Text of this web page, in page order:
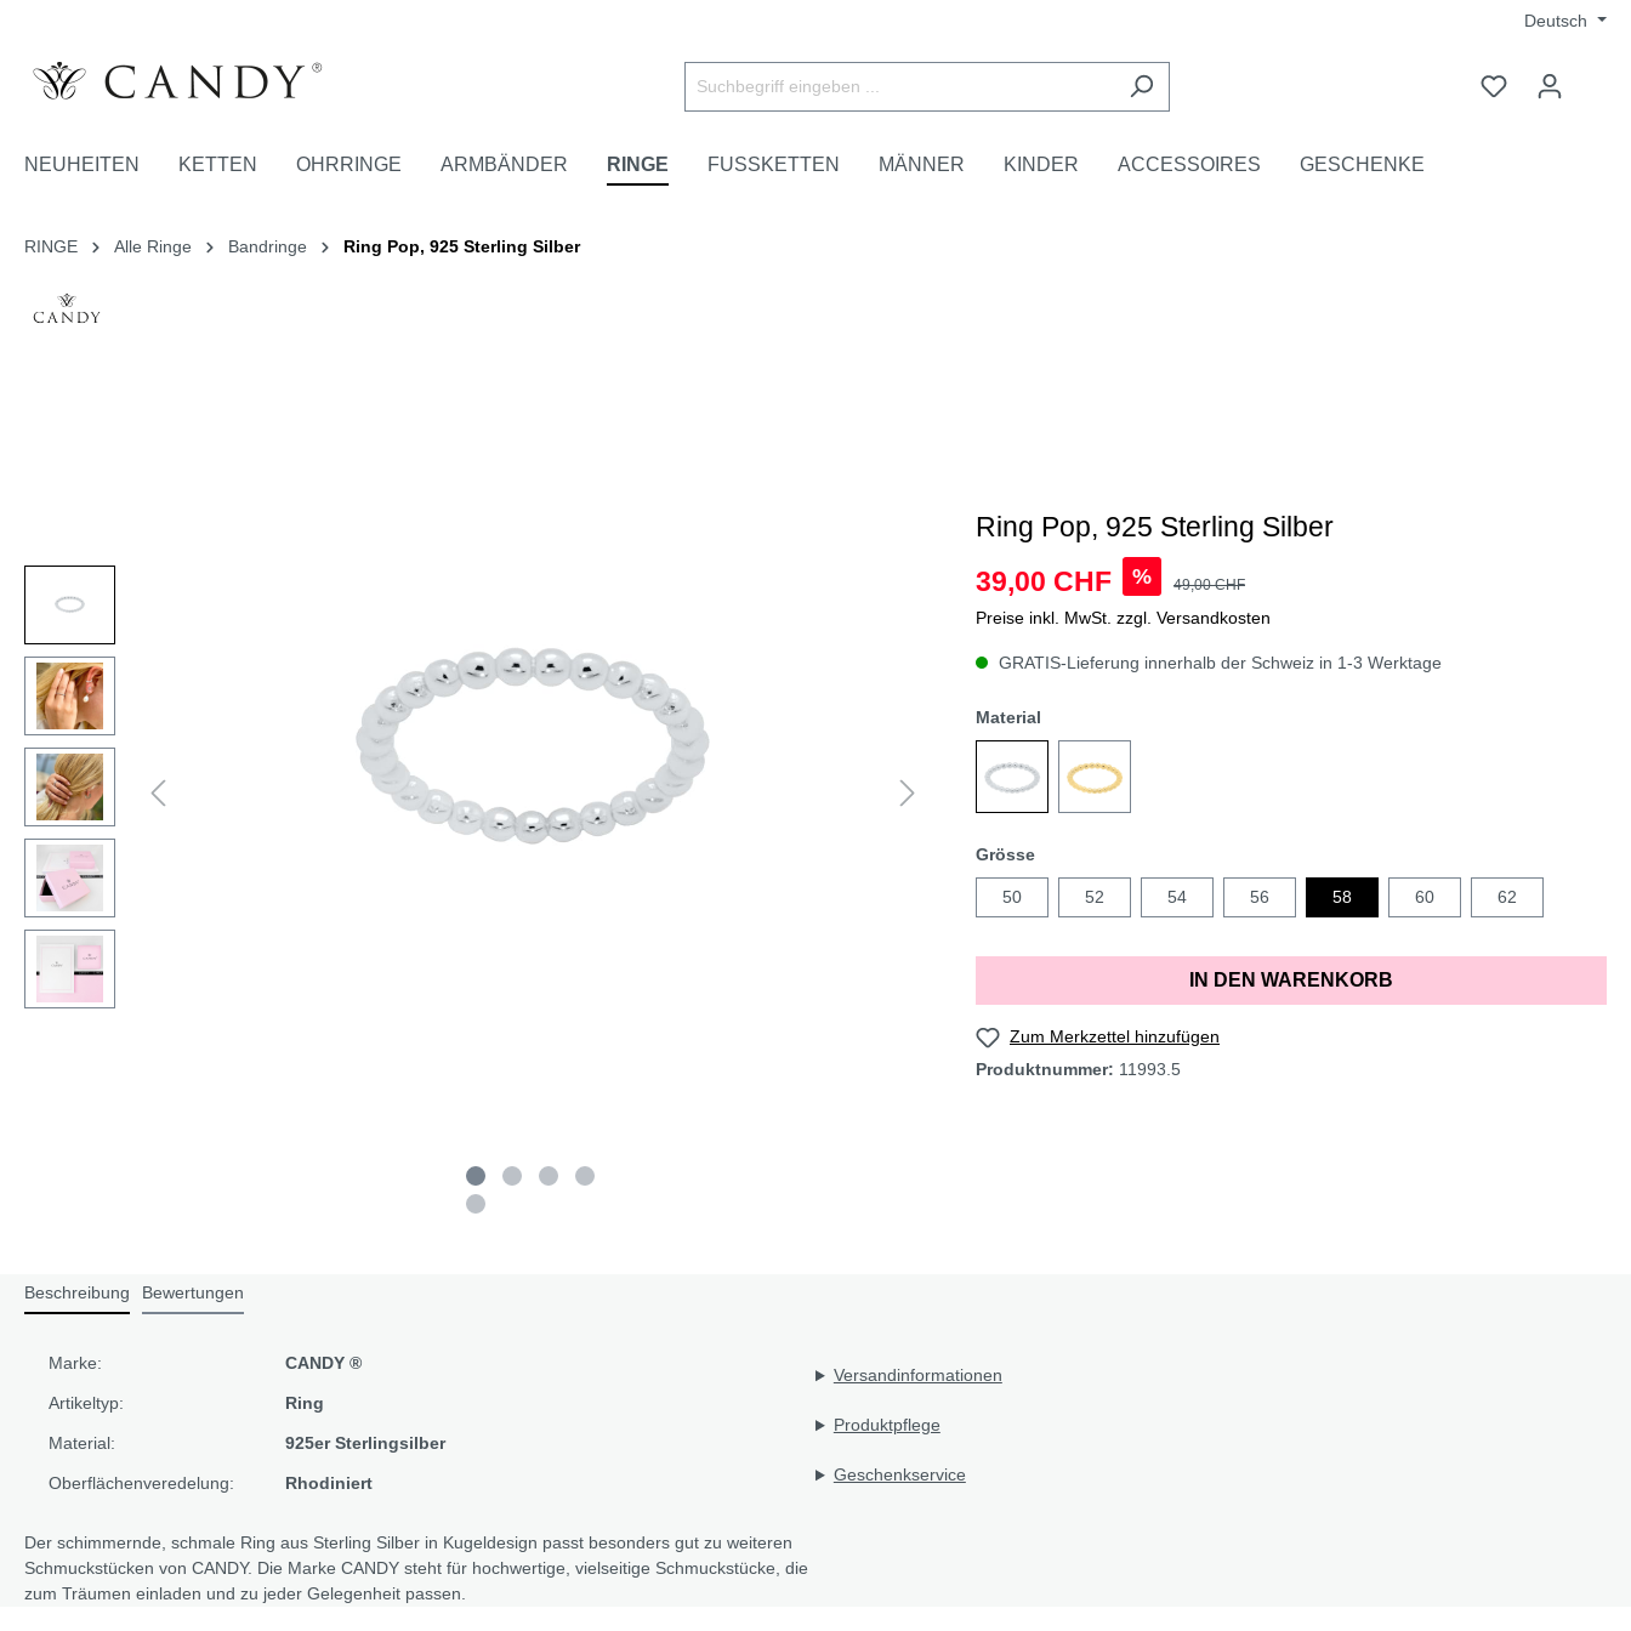
Deutsch
NEUHEITEN KETTEN OHRRINGE ARMBÄNDER RINGE FUSSKETTEN MÄNNER KINDER ACCESSOIRES GESCHENKE
RINGE Alle Ringe Bandringe Ring Pop, 925 Sterling Silber
Ring Pop, 925 Sterling Silber
39,00 CHF
% 49,00 CHF
Preise inkl. MwSt. zzgl. Versandkosten
GRATIS-Lieferung innerhalb der Schweiz in 1-3 Werktage
Material
Grösse
50 52 54 56 58 60 62
IN DEN WARENKORB
Zum Merkzettel hinzufügen
Produktnummer: 11993.5
Beschreibung Bewertungen
Marke: CANDY ®
Artikeltyp: Ring
Material: 925er Sterlingsilber
Oberflächenveredelung: Rhodiniert
Der schimmernde, schmale Ring aus Sterling Silber in Kugeldesign passt besonders gut zu weiteren
Schmuckstücken von CANDY. Die Marke CANDY steht für hochwertige, vielseitige Schmuckstücke, die
zum Träumen einladen und zu jeder Gelegenheit passen.
Versandinformationen
Produktpflege
Geschenkservice